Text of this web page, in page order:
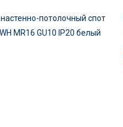
потолочный спот
MR16 GU10 IP20 белый